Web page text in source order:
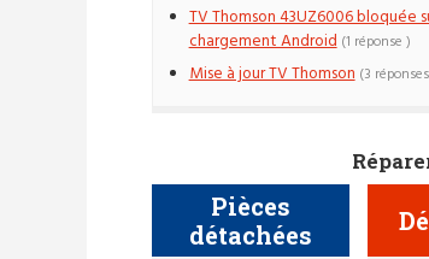
TV Thomson 43UZ6006 bloquée
chargement Android (1 réponse )
Mise à jour TV Thomson (3
Pièces
détachées